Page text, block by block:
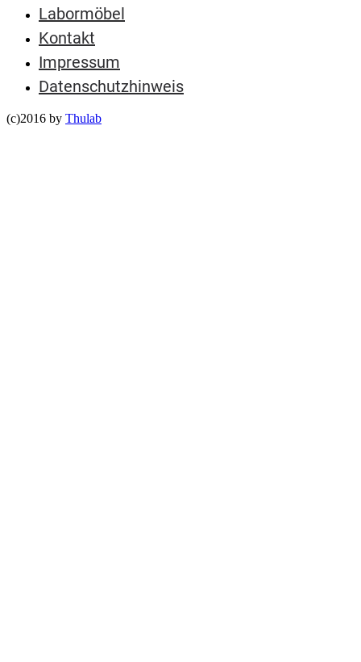
Labormöbel
Kontakt
Impressum
Datenschutzhinweis
(c)2016 by Thulab